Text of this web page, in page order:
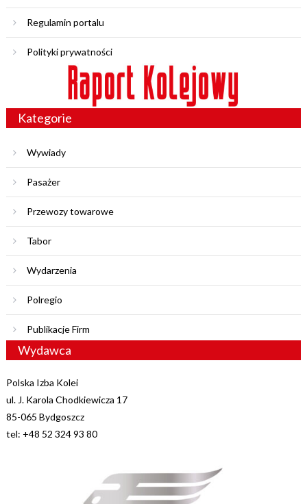
Regulamin portalu
Polityki prywatności
Kategorie
Wywiady
Pasażer
Przewozy towarowe
Tabor
Wydarzenia
Polregio
Publikacje Firm
Wydawca
Polska Izba Kolei
ul. J. Karola Chodkiewicza 17
85-065 Bydgoszcz
tel: +48 52 324 93 80